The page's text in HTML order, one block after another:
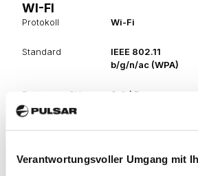
Verantwortungsvoller Umgang mit
WI-FI
Protokoll Wi-Fi
Standard
IEEE 802.11
b/g/n/ac (WPA)
Frequenz, GHz 2.4 / 5
UMWELTEIGENSCHAFTEN
Betriebstemperaturbereich,
-25 – +50